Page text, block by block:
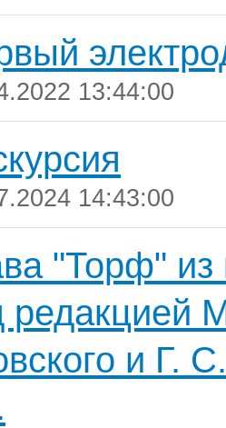
13:44:00
14:43:00
"Торф" из
и Г.